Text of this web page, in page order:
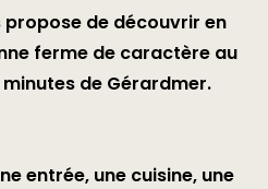
propose de découvrir en
ferme de caractère au
de Gérardmer.
entrée, une cuisine, une